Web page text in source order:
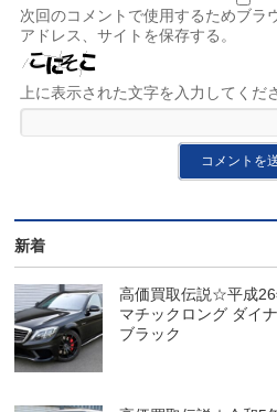
次回のコメントで使用するためブラ
アドレス、サイトを保存する。
上に表示された文字を入力してくだ
新着
高価買取伝説☆平成
マチックロング ダイ
ブラック